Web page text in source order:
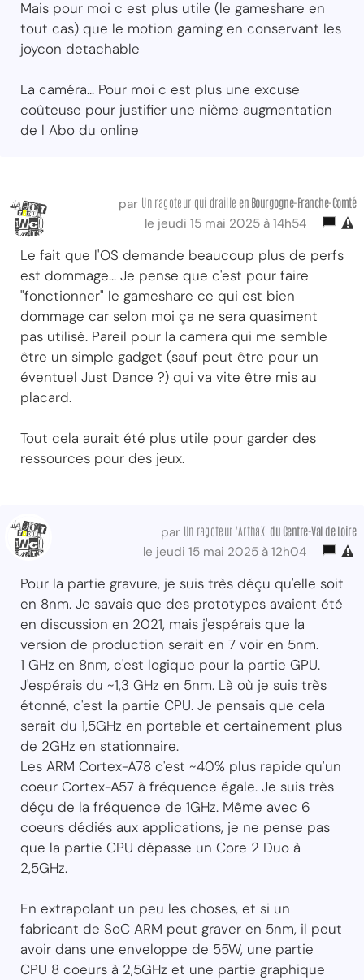
Mais pour moi c est plus utile (le gameshare en
tout cas) que le motion gaming en conservant les
joycon detachable
La caméra... Pour moi c est plus une excuse
coûteuse pour justifier une nième augmentation
de l Abo du online
par Un ragoteur qui draille en Bourgogne-Franche-Comté
le jeudi 15 mai 2025 à 14h54
Le fait que l'OS demande beaucoup plus de perfs
est dommage... Je pense que c'est pour faire
"fonctionner" le gameshare ce qui est bien
dommage car selon moi ça ne sera quasiment
pas utilisé. Pareil pour la camera qui me semble
être un simple gadget (sauf peut être pour un
éventuel Just Dance ?) qui va vite être mis au
placard.
Tout cela aurait été plus utile pour garder des
ressources pour des jeux.
par Un ragoteur 'ArthaX' du Centre-Val de Loire
le jeudi 15 mai 2025 à 12h04
Pour la partie gravure, je suis très déçu qu'elle soit
en 8nm. Je savais que des prototypes avaient été
en discussion en 2021, mais j'espérais que la
version de production serait en 7 voir en 5nm.
1 GHz en 8nm, c'est logique pour la partie GPU.
J'espérais du ~1,3 GHz en 5nm. Là où je suis très
étonné, c'est la partie CPU. Je pensais que cela
serait du 1,5GHz en portable et certainement plus
de 2GHz en stationnaire.
Les ARM Cortex-A78 c'est ~40% plus rapide qu'un
coeur Cortex-A57 à fréquence égale. Je suis très
déçu de la fréquence de 1GHz. Même avec 6
coeurs dédiés aux applications, je ne pense pas
que la partie CPU dépasse un Core 2 Duo à
2,5GHz.
En extrapolant un peu les choses, et si un
fabricant de SoC ARM peut graver en 5nm, il peut
avoir dans une enveloppe de 55W, une partie
CPU 8 coeurs à 2,5GHz et une partie graphique